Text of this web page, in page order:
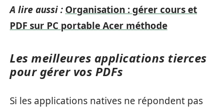
A lire aussi : Organisation : gérer cours et
PDF sur PC portable Acer méthode
Les meilleures applications tierces
pour gérer vos PDFs
Si les applications natives ne répondent pas